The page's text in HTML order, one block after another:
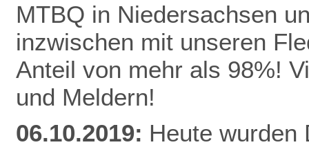
MTBQ in Niedersachsen
inzwischen mit unseren
Anteil von mehr als 98%!
und Meldern!
06.10.2019: Heute wurden